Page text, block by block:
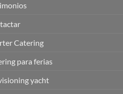
Catering
para ferias
yacht